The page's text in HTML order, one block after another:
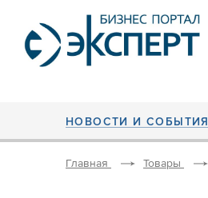
НОВОСТИ И СОБЫТИЯ
Главная Товары